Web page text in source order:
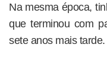
Na mesma época,
que terminou com
sete anos mais tarde.